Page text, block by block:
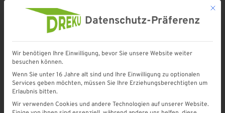
10 mm
Mit
Datenschutz-Präferenz
Wir benötigen Ihre Einwilligung, bevor Sie unsere Website weiter
besuchen können.
Wenn Sie unter 16 Jahre alt sind und Ihre Einwilligung zu optionalen
Services geben möchten, müssen Sie Ihre Erziehungsberechtigten um
Erlaubnis bitten.
Wir verwenden Cookies und andere Technologien auf unserer Website.